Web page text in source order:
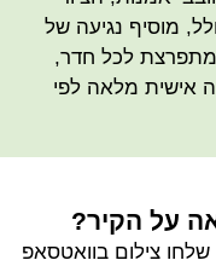
מוסיף נגיעה של
מתפרצת לכל חדר,
אישית מלאה לפי
על הקיר?
צילום בוואטסאפ